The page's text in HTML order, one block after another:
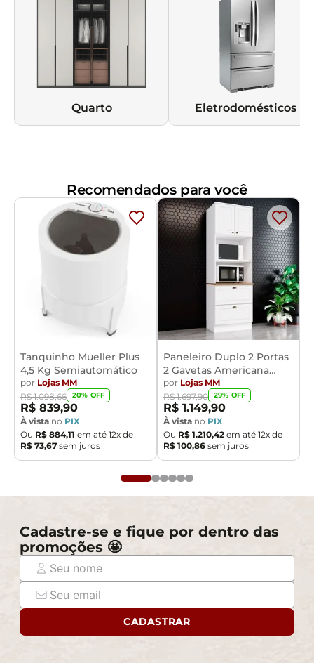
Quarto Eletrodomésticos
Recomendados para você
Tanquinho Mueller Plus
4,5 Kg Semiautomático
por Lojas MM
R$ 1.098,66 20% OFF
R$ 839,90
À vista no PIX
Ou R$ 884,11 em até 12x de
R$ 73,67 sem juros
Paneleiro Duplo 2 Portas
2 Gavetas Americana
Henn
por Lojas MM
R$ 1.697,90 29% OFF
R$ 1.149,90
À vista no PIX
Ou R$ 1.210,42 em até 12x de
R$ 100,86 sem juros
Cadastre-se e fique por dentro das
promoções 🤩
CADASTRAR